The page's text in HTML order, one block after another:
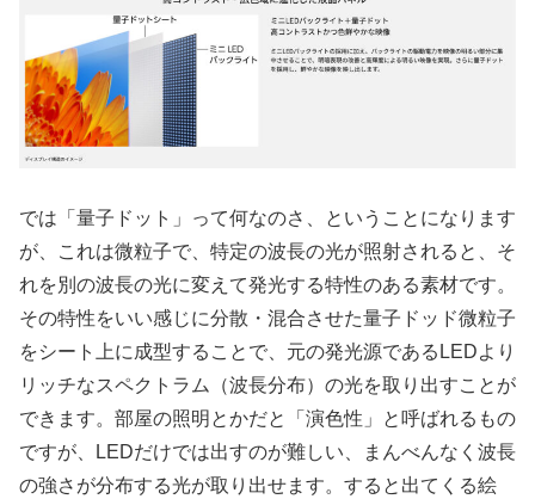
では「量子ドット」って何なのさ、ということになります
が、これは微粒子で、特定の波長の光が照射されると、そ
れを別の波長の光に変えて発光する特性のある素材です。
その特性をいい感じに分散・混合させた量子ドッド微粒子
をシート上に成型することで、元の発光源であるLEDより
リッチなスペクトラム（波長分布）の光を取り出すことが
できます。部屋の照明とかだと「演色性」と呼ばれるもの
ですが、LEDだけでは出すのが難しい、まんべんなく波長
の強さが分布する光が取り出せます。すると出てくる絵